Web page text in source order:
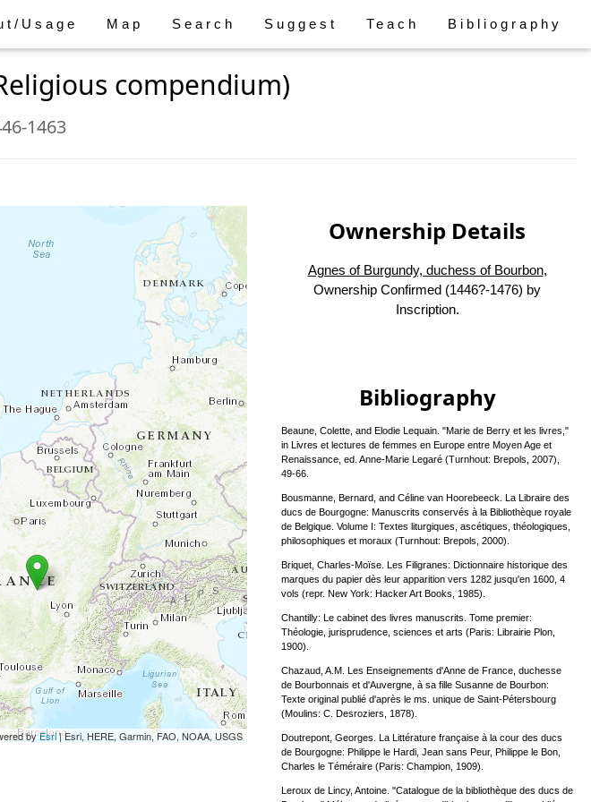
Usage Map Search Suggest Teach Bibliography
compendium)
1463
byEsri|Esri, HERE, Garmin, FAO, NOAA, USGS
Ownership Details
Agnes of Burgundy, duchess of Bourbon,
Ownership Confirmed (1446?-1476) by
Inscription.
Bibliography
Beaune, Colette, and Elodie Lequain. "Marie de Berry et les livres,"
in Livres et lectures de femmes en Europe entre Moyen Age et
Renaissance, ed. Anne-Marie Legaré (Turnhout: Brepols, 2007),
49-66.
Bousmanne, Bernard, and Céline van Hoorebeeck. La Libraire des
ducs de Bourgogne: Manuscrits conservés à la Bibliothèque royale
de Belgique. Volume I: Textes liturgiques, ascétiques, théologiques,
philosophiques et moraux (Turnhout: Brepols, 2000).
Briquet, Charles-Moïse. Les Filigranes: Dictionnaire historique des
marques du papier dès leur apparition vers 1282 jusqu'en 1600, 4
vols (repr. New York: Hacker Art Books, 1985).
Chantilly: Le cabinet des livres manuscrits. Tome premier:
Théologie, jurisprudence, sciences et arts (Paris: Librairie Plon,
1900).
Chazaud, A.M. Les Enseignements d'Anne de France, duchesse
de Bourbonnais et d'Auvergne, à sa fille Susanne de Bourbon:
Texte original publié d'après le ms. unique de Saint-Pétersbourg
(Moulins: C. Desroziers, 1878).
Doutrepont, Georges. La Littérature française à la cour des ducs
de Bourgogne: Philippe le Hardi, Jean sans Peur, Philippe le Bon,
Charles le Téméraire (Paris: Champion, 1909).
Leroux de Lincy, Antoine. "Catalogue de la bibliothèque des ducs de